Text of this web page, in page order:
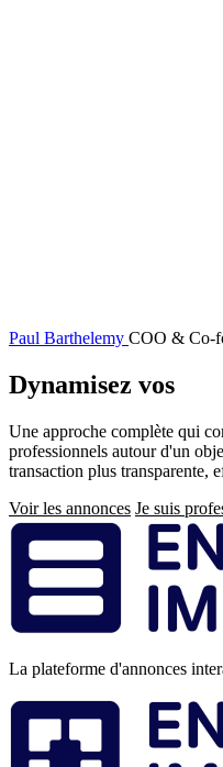
Paul Barthelemy COO & Co-
Dynamisez vos
Une approche complète qui
professionnels autour d'un
transaction plus transparente,
Voir les annonces Je suis
Pied
de
page
La plateforme d'annonces